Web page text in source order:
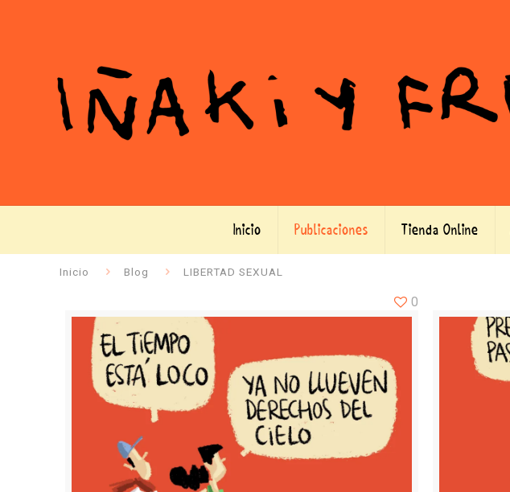
Inicio Publicaciones Tienda Online
Inicio Blog LIBERTAD SEXUAL
0